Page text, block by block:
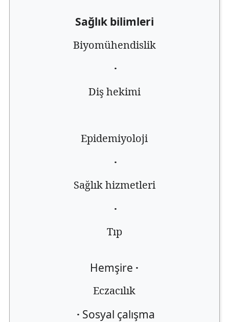
Sağlık bilimleri
Biyomühendislik
·
Diş hekimi
Epidemiyoloji
·
Sağlık hizmetleri
·
Tıp
Hemşire ·
Eczacılık
· Sosyal çalışma